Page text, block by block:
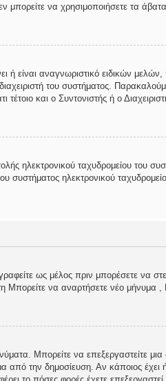
μπορείτε να χρησιμοποιήσετε τα
ή είναι αναγνωριστικό ειδικών
του συστήματος.
και ο Συντονιστής ή ο
ηλεκτρονικού ταχυδρομείου του
συστήματος ηλεκτρονικού
ως μέλος πριν μπορέσετε να
Μπορείτε να αναρτήσετε νέο μήνυμα ,
Μπορείτε να επεξεργαστείτε
από την δημοσίευση. Αν κάποιος έχει